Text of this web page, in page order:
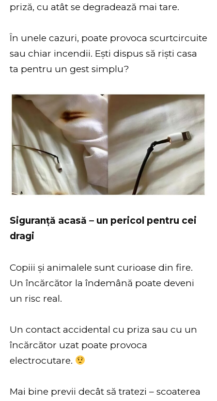
priză, cu atât se degradează mai tare.
În unele cazuri, poate provoca scurtcircuite
sau chiar incendii. Ești dispus să riști casa
ta pentru un gest simplu?
Siguranță acasă – un pericol pentru cei
dragi
Copiii și animalele sunt curioase din fire.
Un încărcător la îndemână poate deveni
un risc real.
Un contact accidental cu priza sau cu un
încărcător uzat poate provoca
electrocutare.
Mai bine previi decât să tratezi – scoaterea